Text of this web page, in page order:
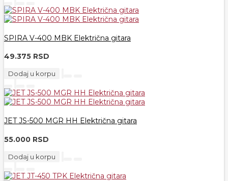
SPIRA V-400 MBK Električna gitara
49.375 RSD
Dodaj u korpu
JET JS-500 MGR HH Električna gitara
55.000 RSD
Dodaj u korpu